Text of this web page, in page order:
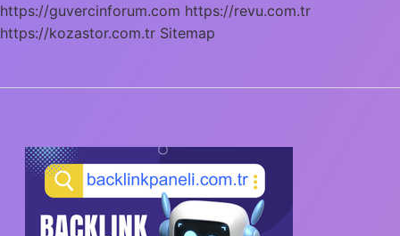
https://guvercinforum.com https://revu.com.tr
https://kozastor.com.tr Sitemap
SIDEBAR